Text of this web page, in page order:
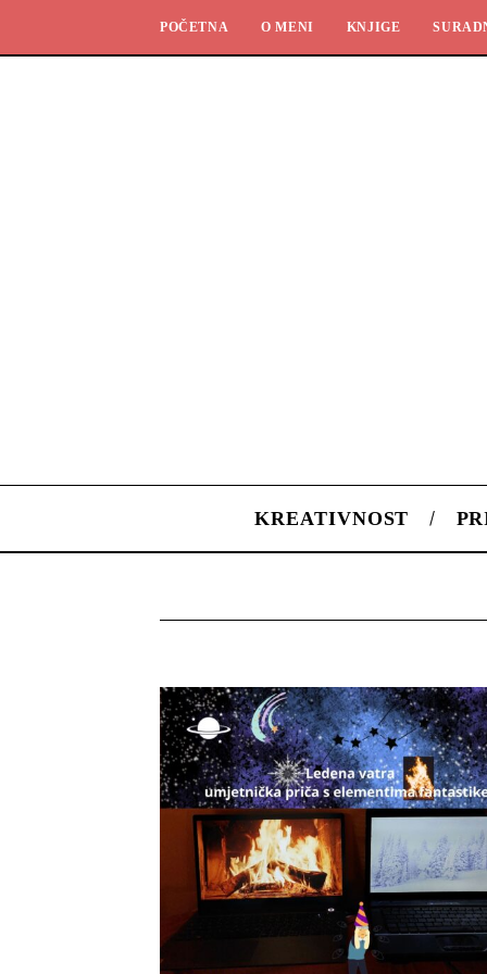
POČETNA O MENI KNJIGE
KREATIVNOST